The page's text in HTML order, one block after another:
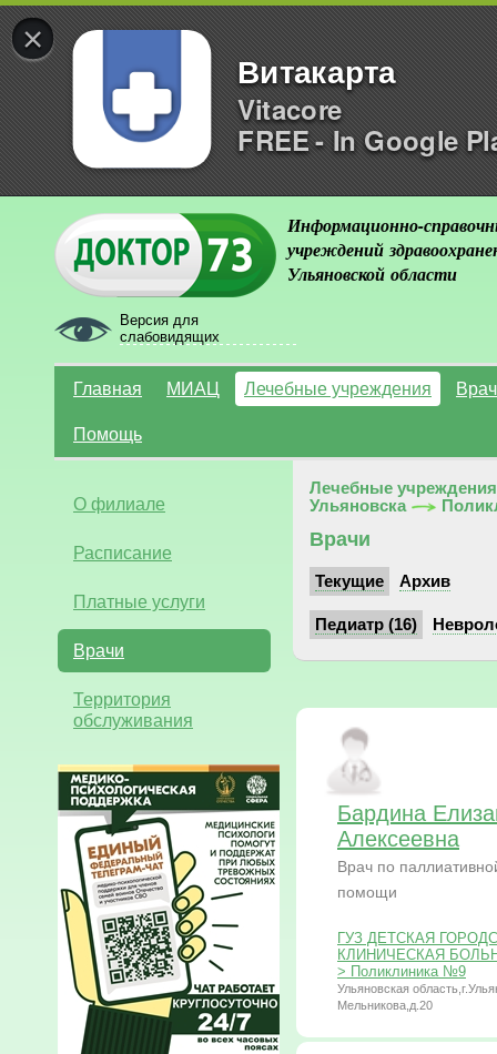
×
Витакарта
Vitacore
FREE - In Google
Версия для
слабовидящих
Информационно-
учреждений
Ульяновской области
Главная МИАЦ Лечебные учреждения
Помощь
О филиале
Расписание
Платные услуги
Врачи
Территория
обслуживания
Лечебные учреждения
Ульяновска
Врачи
Текущие Архив
Педиатр (16)
Бардина
Алексеевна
Врач по
помощи
ГУЗ ДЕТСКАЯ
КЛИНИЧЕСКАЯ
> Поликлиника №9
Ульяновская
Мельникова,д.20